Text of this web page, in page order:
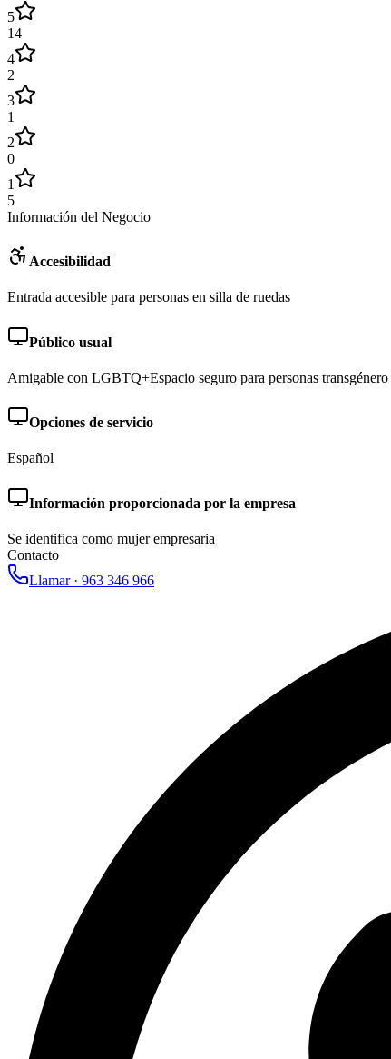
5
14
4
2
3
1
2
0
1
5
Información del Negocio
Accesibilidad
Entrada accesible para personas en silla de ruedas
Público usual
Amigable con LGBTQ+Espacio seguro para personas transgénero
Opciones de servicio
Español
Información proporcionada por la empresa
Se identifica como mujer empresaria
Contacto
Llamar · 963 346 966